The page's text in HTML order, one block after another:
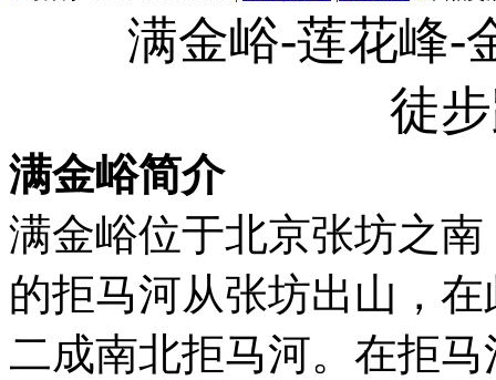
满金峪-莲花峰-
徒
满金峪简介
满金峪位于北京张坊之
的拒马河从张坊出山，
二成南北拒马河。在拒